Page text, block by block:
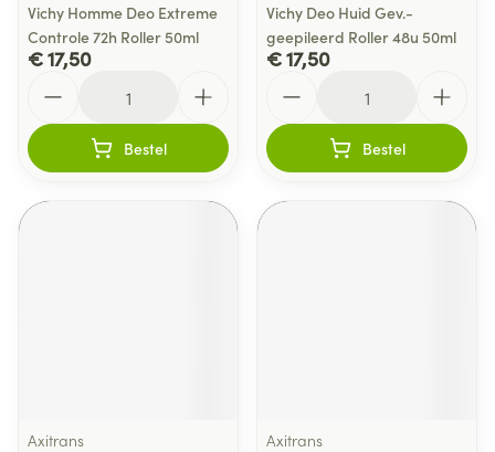
Vichy Homme Deo Extreme
Controle 72h Roller 50ml
€ 17,50
Bestel
Vichy Deo Huid Gev.-
geepileerd Roller 48u 50ml
€ 17,50
Bestel
Axitrans
Axitrans